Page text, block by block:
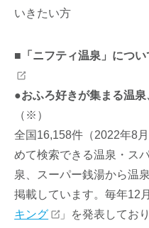
いきたい方
■「ニフティ温泉」につい
●おふろ好きが集まる温
（※）
全国16,158件（2022年8
めて検索できる温泉・ス
泉、スーパー銭湯から温
掲載しています。毎年12
キング
」を発表してお